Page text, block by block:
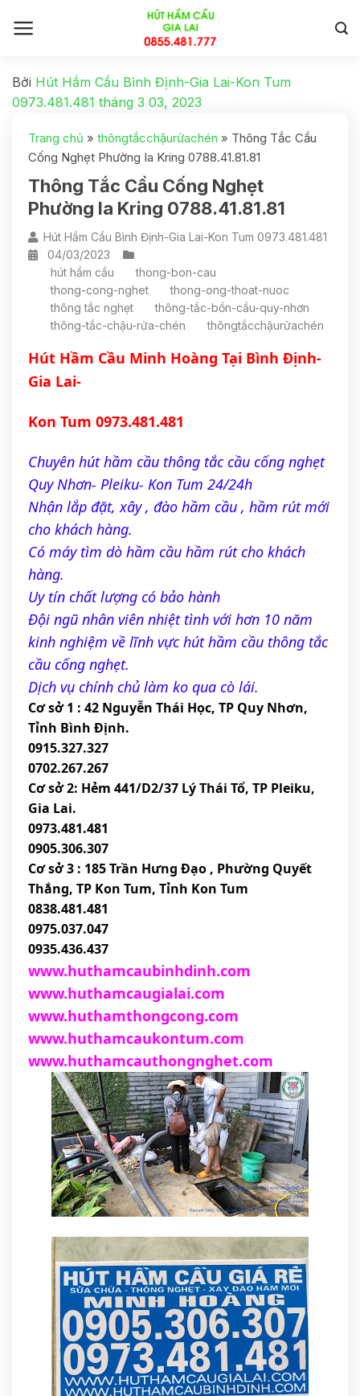
Bởi Hút Hầm Cầu Bình Định-Gia Lai-Kon Tum
0973.481.481 tháng 3 03, 2023
Trang chủ » thôngtắcchậurửachén » Thông Tắc Cầu
Cống Nghẹt Phường Ia Kring 0788.41.81.81
Thông Tắc Cầu Cống Nghẹt
Phường Ia Kring 0788.41.81.81
Hút Hầm Cầu Bình Định-Gia Lai-Kon Tum 0973.481.481
04/03/2023
hút hầm cầu
thong-bon-cau
thong-cong-nghet
thong-ong-thoat-nuoc
thông tắc nghẹt
thông-tắc-bồn-cầu-quy-nhơn
thông-tắc-chậu-rửa-chén
thôngtắcchậurửachén
Hút Hầm Cầu Minh Hoàng Tại Bình Định-
Gia Lai-
Kon Tum 0973.481.481
Chuyên hút hầm cầu thông tắc cầu cống nghẹt
Quy Nhơn- Pleiku- Kon Tum 24/24h
Nhận lắp đặt, xây , đào hầm cầu , hầm rút mới
cho khách hàng.
Có máy tìm dò hầm cầu hầm rút cho khách
hàng.
Uy tín chất lượng có bảo hành
Đội ngũ nhân viên nhiệt tình với hơn 10 năm
kinh nghiệm về lĩnh vực hút hầm cầu thông tắc
cầu cống nghẹt.
Dịch vụ chính chủ làm ko qua cò lái.
Cơ sở 1 : 42 Nguyễn Thái Học, TP Quy Nhơn,
Tỉnh Bình Định.
0915.327.327
0702.267.267
Cơ sở 2: Hẻm 441/D2/37 Lý Thái Tổ, TP Pleiku,
Gia Lai.
0973.481.481
0905.306.307
Cơ sở 3 : 185 Trần Hưng Đạo , Phường Quyết
Thắng, TP Kon Tum, Tỉnh Kon Tum
0838.481.481
0975.037.047
0935.436.437
www.huthamcaubinhdinh.com
www.huthamcaugialai.com
www.huthamthongcong.com
www.huthamcaukontum.com
www.huthamcauthongnghet.com